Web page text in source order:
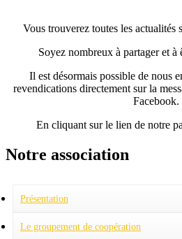
Vous trouverez toutes les actualités
Soyez nombreux à partager et à
Il est désormais possible de nous
revendications directement sur la
Facebook.
En cliquant sur le lien de notre
Notre association
Présentation
Charte pour la dignité des personnes
Le groupement de coopération